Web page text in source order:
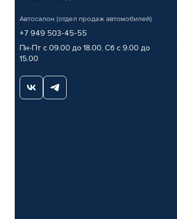
Автосалон (отдел продаж автомобилей)
+7 949 503-45-55
Пн-Пт с 09.00 до 18.00, Сб с 9.00 до
15.00